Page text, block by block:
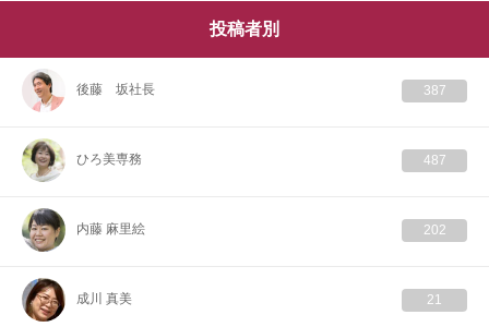
投稿者別
後藤 坂社長 387
ひろ美専務 487
内藤 麻里絵 202
成川 真美 21